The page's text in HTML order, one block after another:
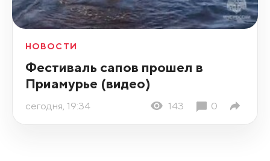
НОВОСТИ
Фестиваль сапов прошел в
Приамурье (видео)
сегодня, 19:34 143 0